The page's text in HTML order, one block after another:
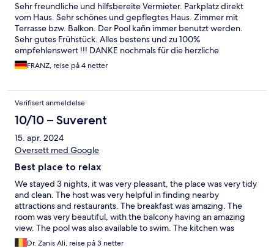
Sehr freundliche und hilfsbereite Vermieter. Parkplatz direkt
vom Haus. Sehr schönes und gepflegtes Haus. Zimmer mit
Terrasse bzw. Balkon. Der Pool kañn immer benutzt werden.
Sehr gutes Frühstück. Alles bestens und zu 100%
empfehlenswert !!! DANKE nochmals für die herzliche
Gastfreundschaft
FRANZ, reise på 4 netter
Verifisert anmeldelse
10/10 – Suverent
15. apr. 2024
Oversett med Google
Best place to relax
We stayed 3 nights, it was very pleasant, the place was very tidy
and clean. The host was very helpful in finding nearby
attractions and restaurants. The breakfast was amazing. The
room was very beautiful, with the balcony having an amazing
view. The pool was also available to swim. The kitchen was
equipped and ready to use. The location was very nice, only 4
Dr. Zanis Ali, reise på 3 netter